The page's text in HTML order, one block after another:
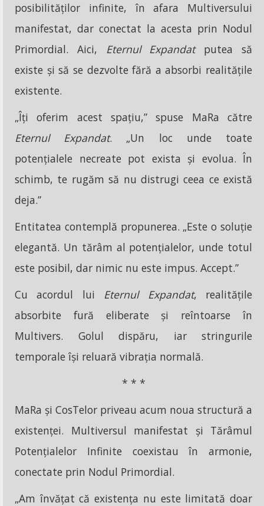
posibilităților infinite, în afara Multiversului
manifestat, dar conectat la acesta prin Nodul
Primordial. Aici, Eternul Expandatputea să
existe și să se dezvolte fără a absorbi realitățile
existente.
„Îți oferim acest spațiu,” spuse MaRa către
Eternul Expandat. „Un loc unde toate
potențialele necreate pot exista și evolua. În
schimb, te rugăm să nu distrugi ceea ce există
deja.”
Entitatea contemplă propunerea. „Este o soluție
elegantă. Un tărâm al potențialelor, unde totul
este posibil, dar nimic nu este impus. Accept.”
Cu acordul lui Eternul Expandat, realitățile
absorbite fură eliberate și reîntoarse în
Multivers. Golul dispăru, iar stringurile
temporale își reluară vibrația normală.
* * *
MaRa și CosTelor priveau acum noua structură a
existenței. Multiversul manifestat și Tărâmul
Potențialelor Infinite coexistau în armonie,
conectate prin Nodul Primordial.
„Am învățat că existența nu este limitată doar